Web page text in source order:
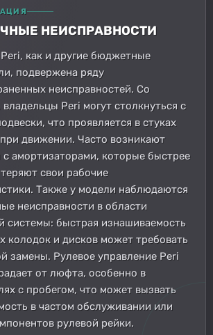
НЕИСПРАВНОСТИ
Peri, как и другие бюджетные
подвержена ряду
неисправностей. Со
Peri могут столкнуться с
что проявляется в стуках
движении. Часто возникают
амортизаторами, которые быстрее
свои рабочие
Также у модели наблюдаются
неисправности в области
системы: быстрая изнашиваемость
колодок и дисков может требовать
замены. Рулевое управление Peri
от люфта, особенно в
с пробегом, что может вызвать
в частом обслуживании или
рулевой рейки.